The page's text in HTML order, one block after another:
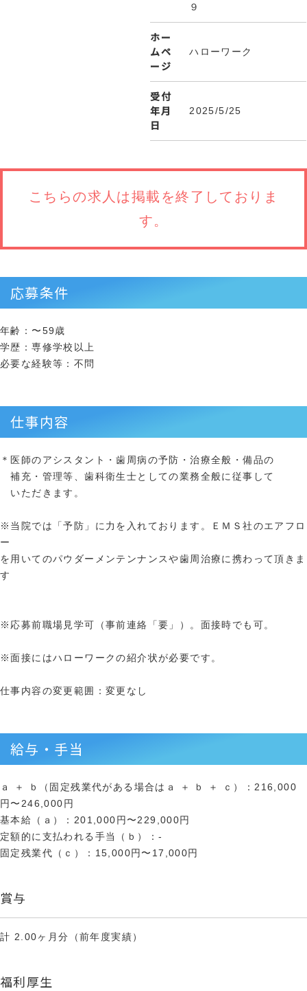
９
ホー
ムペ
ージ
ハローワーク
受付
年月
日
2025/5/25
こちらの求人は掲載を終了しておりま
す。
応募条件
年齢：〜59歳
学歴：専修学校以上
必要な経験等：不問
仕事内容
＊医師のアシスタント・歯周病の予防・治療全般・備品の
補充・管理等、歯科衛生士としての業務全般に従事して
いただきます。
※当院では「予防」に力を入れております。ＥＭＳ社のエアフロ
ー
を用いてのパウダーメンテンナンスや歯周治療に携わって頂きま
す
※応募前職場見学可（事前連絡「要」）。面接時でも可。
※面接にはハローワークの紹介状が必要です。
仕事内容の変更範囲：変更なし
給与・手当
ａ ＋ ｂ（固定残業代がある場合はａ ＋ ｂ ＋ ｃ）：216,000
円〜246,000円
基本給（ａ）：201,000円〜229,000円
定額的に支払われる手当（ｂ）：-
固定残業代（ｃ）：15,000円〜17,000円
賞与
計 2.00ヶ月分（前年度実績）
福利厚生